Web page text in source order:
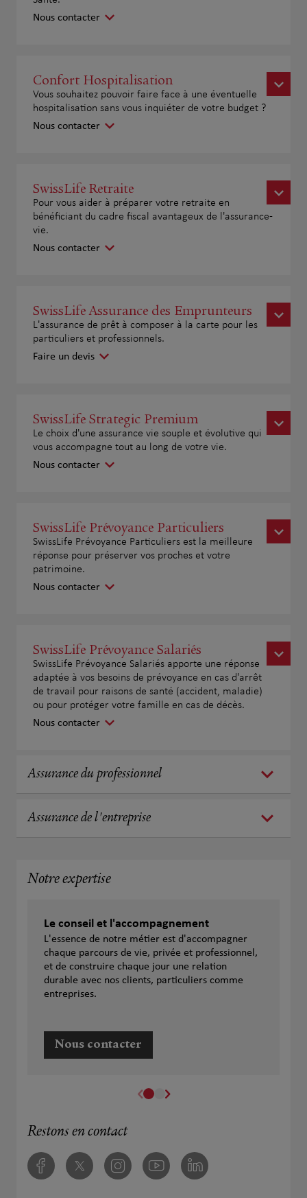
Nous contacter
Confort Hospitalisation
Vous souhaitez pouvoir faire face à une éventuelle
hospitalisation sans vous inquiéter de votre budget ?
Nous contacter
SwissLife Retraite
Pour vous aider à préparer votre retraite en
bénéficiant du cadre fiscal avantageux de l'assurance-
vie.
Nous contacter
SwissLife Assurance des Emprunteurs
L'assurance de prêt à composer à la carte pour les
particuliers et professionnels.
Faire un devis
SwissLife Strategic Premium
Le choix d'une assurance vie souple et évolutive qui
vous accompagne tout au long de votre vie.
Nous contacter
SwissLife Prévoyance Particuliers
SwissLife Prévoyance Particuliers est la meilleure
réponse pour préserver vos proches et votre
patrimoine.
Nous contacter
SwissLife Prévoyance Salariés
SwissLife Prévoyance Salariés apporte une réponse
adaptée à vos besoins de prévoyance en cas d'arrêt
de travail pour raisons de santé (accident, maladie)
ou pour protéger votre famille en cas de décès.
Nous contacter
Assurance du professionnel
Assurance de l'entreprise
Notre expertise
Le conseil et l'accompagnement
L'essence de notre métier est d'accompagner
chaque parcours de vie, privée et professionnel,
et de construire chaque jour une relation
durable avec nos clients, particuliers comme
entreprises.
Nous contacter
Restons en contact
FacebookTwitter InstagramYoutube Linkedin